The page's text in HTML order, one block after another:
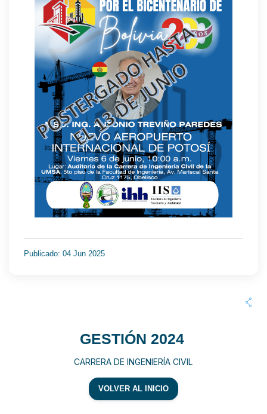
Publicado: 04 Jun 2025
GESTIÓN 2024
CARRERA DE INGENIERÍA CIVIL
VOLVER AL INICIO